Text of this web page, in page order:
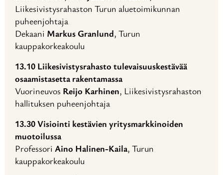
Liikesivistysrahaston Turun aluetoimikunnan
puheenjohtaja
Dekaani Markus Granlund, Turun
kauppakorkeakoulu
13.10 Liikesivistysrahasto tulevaisuuskestävää
osaamistasetta rakentamassa
Vuorineuvos Reijo Karhinen, Liikesivistysrahaston
hallituksen puheenjohtaja
13.30 Visiointi kestävien yritysmarkkinoiden
muotoilussa
Professori Aino Halinen-Kaila, Turun
kauppakorkeakoulu